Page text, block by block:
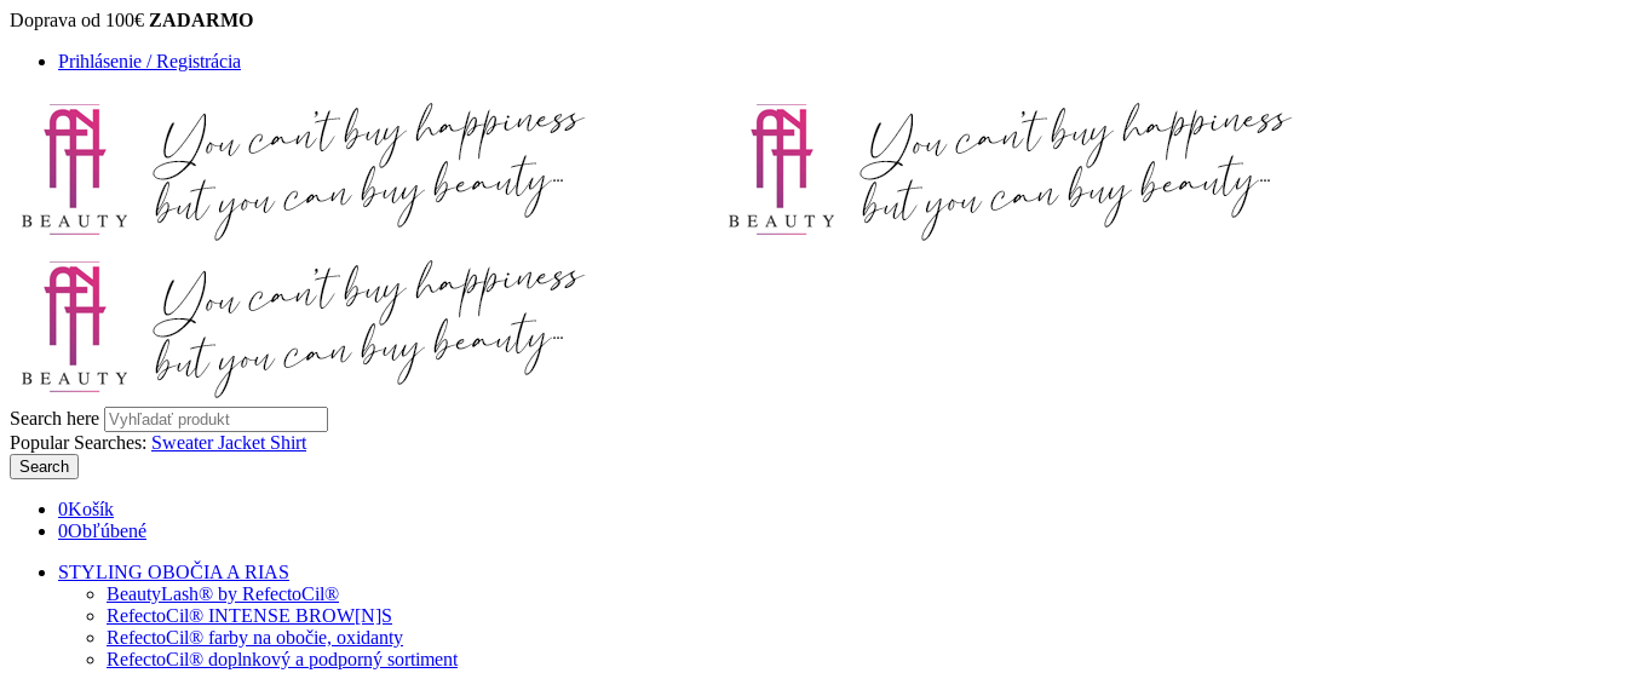
Doprava od 100€ ZADARMO
Prihlásenie / Registrácia
Search here
Popular Searches: SweaterJacket Shirt
Search
0Košík
0Obľúbené
STYLING OBOČIA A RIAS
BeautyLash® by RefectoCil®
RefectoCil® INTENSE BROW[N]S
RefectoCil® farby na obočie, oxidanty
RefectoCil® doplnkový a podporný sortiment